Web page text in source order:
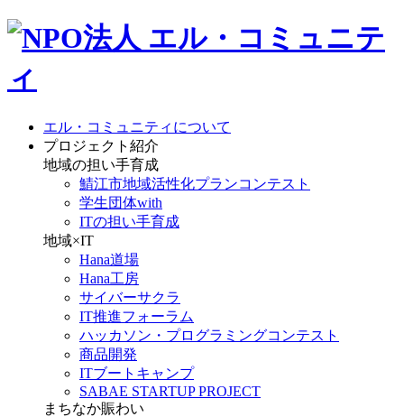
エル・コミュニティについて
プロジェクト紹介
地域の担い手育成
鯖江市地域活性化プランコンテスト
学生団体with
ITの担い手育成
地域×IT
Hana道場
Hana工房
サイバーサクラ
IT推進フォーラム
ハッカソン・プログラミングコンテスト
商品開発
ITブートキャンプ
SABAE STARTUP PROJECT
まちなか賑わい